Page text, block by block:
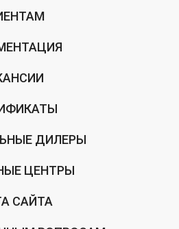
ДИЛЕРЫ
ЦЕНТРЫ
САЙТА